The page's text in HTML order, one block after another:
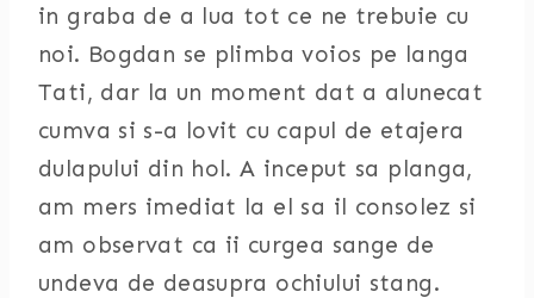
in graba de a lua tot ce ne trebuie cu
noi. Bogdan se plimba voios pe langa
Tati, dar la un moment dat a alunecat
cumva si s-a lovit cu capul de etajera
dulapului din hol. A inceput sa planga,
am mers imediat la el sa il consolez si
am observat ca ii curgea sange de
undeva de deasupra ochiului stang.